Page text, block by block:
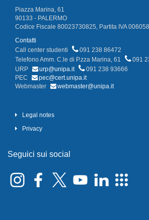
Piazza Marina, 61
90133 - PALERMO
Codice Fiscale 80023730825, Partita IVA
Contatti
Call center studenti
091 238 86472
Telefono Amm. C.le di P.zza Marina, 61
091
URP
urp@unipa.it
091 238 93666
PEC
pec@cert.unipa.it
Webmaster
webmaster@unipa.it
Legal notes
Privacy
Seguici sui social